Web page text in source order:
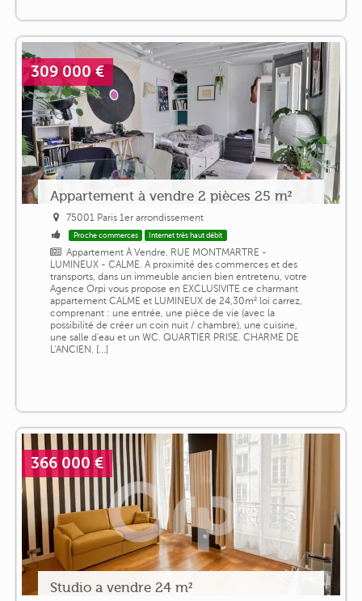
309 000 €
Appartement à vendre 2 pièces 25 m²
75001 Paris 1er arrondissement
Proche commerces Internet très haut débit
Appartement À Vendre. RUE MONTMARTRE -
LUMINEUX - CALME. A proximité des commerces et des
transports, dans un immeuble ancien bien entretenu, votre
Agence Orpi vous propose en EXCLUSIVITE ce charmant
appartement CALME et LUMINEUX de 24,30m² loi carrez,
comprenant : une entrée, une pièce de vie (avec la
possibilité de créer un coin nuit / chambre), une cuisine,
une salle d'eau et un WC. QUARTIER PRISE. CHARME DE
L'ANCIEN. [...]
366 000 €
Studio a vendre 24 m²